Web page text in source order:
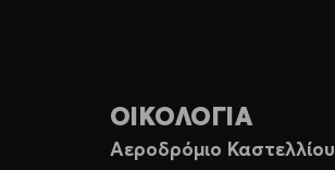
ΟΙΚΟΛΟΓΙΑ
Αεροδρόμιο Καστελλίου